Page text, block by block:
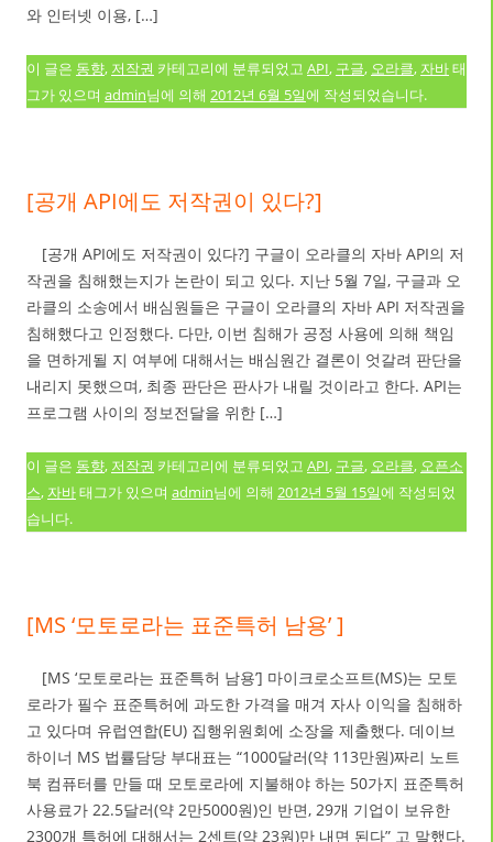
와 인터넷 이용, […]
이 글은 동향, 저작권 카테고리에 분류되었고 API, 구글, 오라클, 자바태
그가 있으며 admin님에 의해 2012년 6월 5일에 작성되었습니다.
[공개 API에도 저작권이 있다?]
[공개 API에도 저작권이 있다?] 구글이 오라클의 자바 API의 저
작권을 침해했는지가 논란이 되고 있다. 지난 5월 7일, 구글과 오
라클의 소송에서 배심원들은 구글이 오라클의 자바 API 저작권을
침해했다고 인정했다. 다만, 이번 침해가 공정 사용에 의해 책임
을 면하게될 지 여부에 대해서는 배심원간 결론이 엇갈려 판단을
내리지 못했으며, 최종 판단은 판사가 내릴 것이라고 한다. API는
프로그램 사이의 정보전달을 위한 […]
이 글은 동향, 저작권 카테고리에 분류되었고 API, 구글, 오라클, 오픈소
스, 자바태그가 있으며 admin님에 의해 2012년 5월 15일에 작성되었
습니다.
[MS ‘모토로라는 표준특허 남용’ ]
[MS ‘모토로라는 표준특허 남용’] 마이크로소프트(MS)는 모토
로라가 필수 표준특허에 과도한 가격을 매겨 자사 이익을 침해하
고 있다며 유럽연합(EU) 집행위원회에 소장을 제출했다. 데이브
하이너 MS 법률담당 부대표는 “1000달러(약 113만원)짜리 노트
북 컴퓨터를 만들 때 모토로라에 지불해야 하는 50가지 표준특허
사용료가 22.5달러(약 2만5000원)인 반면, 29개 기업이 보유한
2300개 특허에 대해서는 2센트(약 23원)만 내면 된다” 고 말했다.